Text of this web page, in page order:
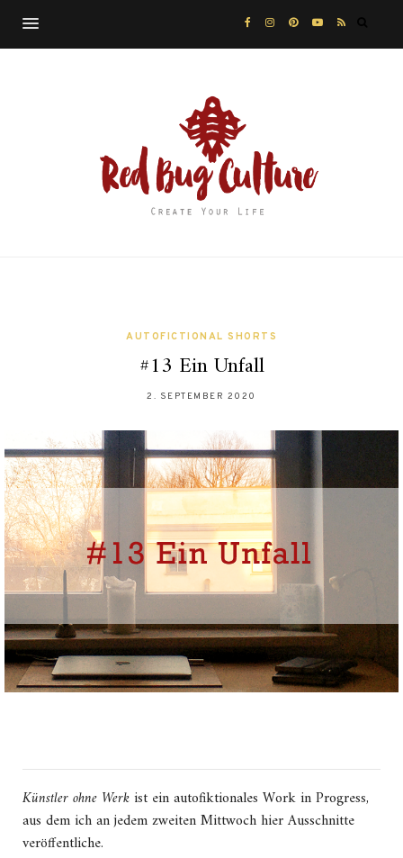
AUTOFICTIONAL SHORTS
#13 Ein Unfall
2. SEPTEMBER 2020
Künstler ohne Werkist ein autofiktionales Work in Progress,
aus dem ich an jedem zweiten Mittwoch hier Ausschnitte
veröffentliche.